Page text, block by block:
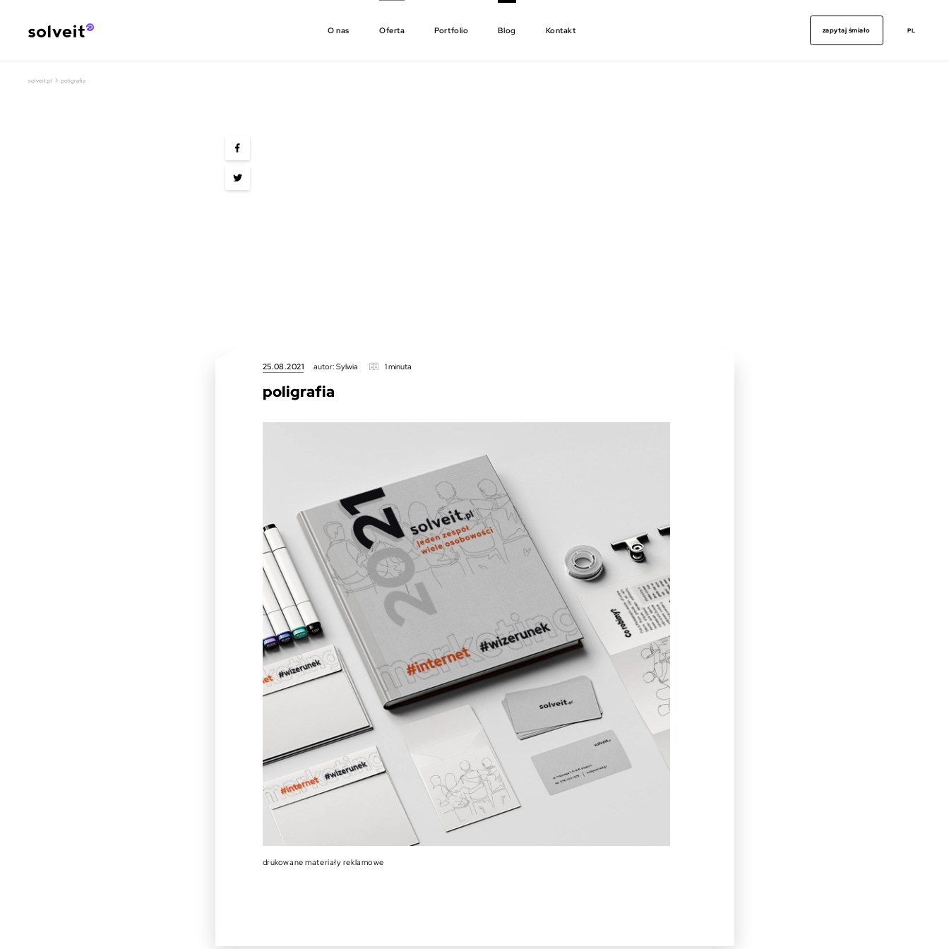
O nas Oferta Portfolio Blog Kontakt zapytaj śmiało PL
solveit.pl › poligrafia
25.08.2021 autor: Sylwia 1 minuta
poligrafia
drukowane materiały reklamowe